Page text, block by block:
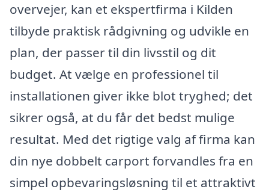
overvejer, kan et ekspertfirma i Kilden
tilbyde praktisk rådgivning og udvikle en
plan, der passer til din livsstil og dit
budget. At vælge en professionel til
installationen giver ikke blot tryghed; det
sikrer også, at du får det bedst mulige
resultat. Med det rigtige valg af firma kan
din nye dobbelt carport forvandles fra en
simpel opbevaringsløsning til et attraktivt